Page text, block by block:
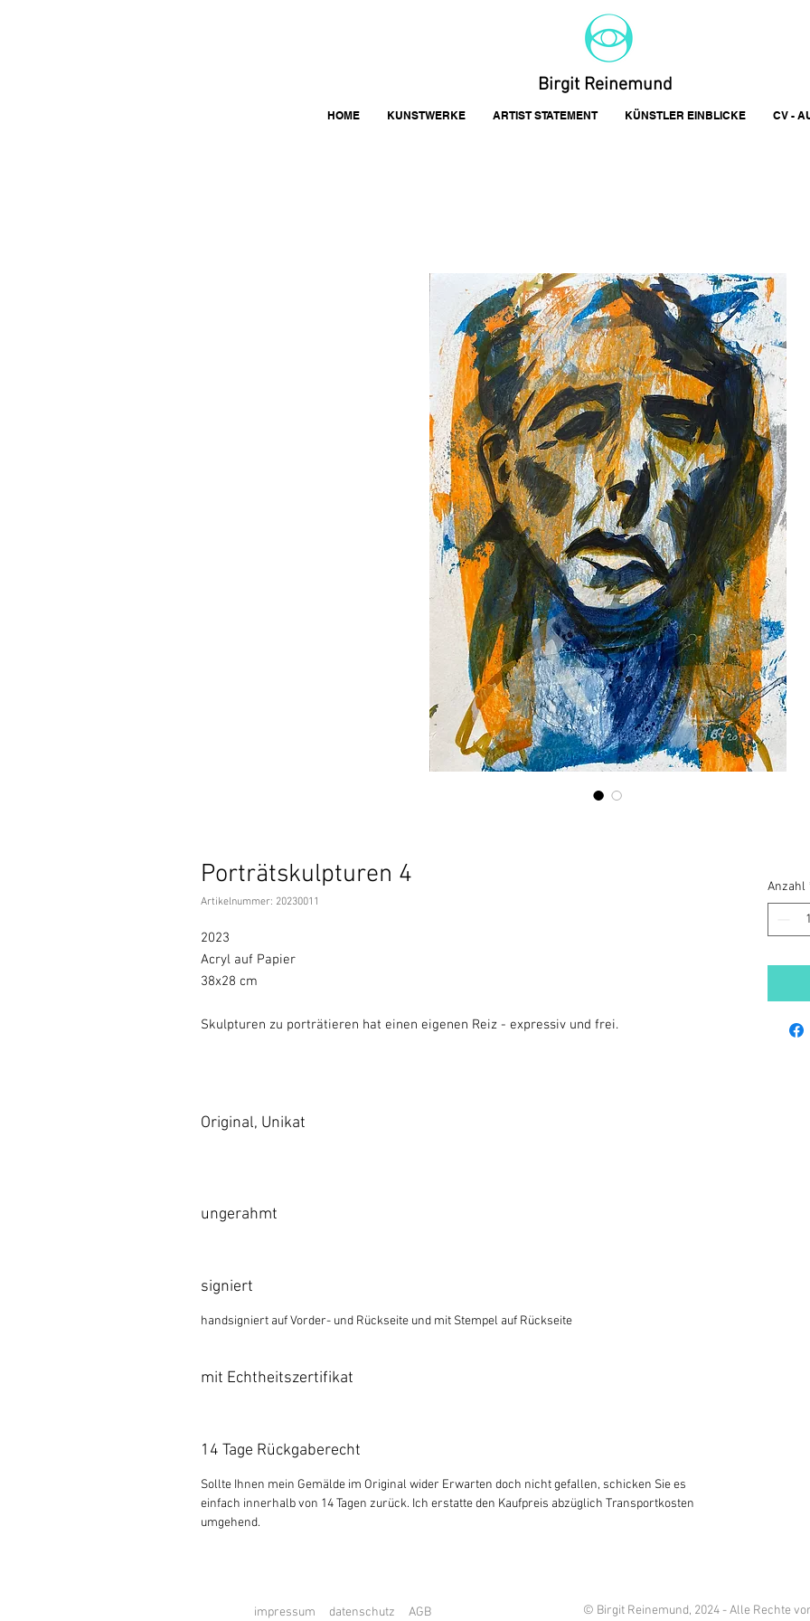
Birgit Reinemund
HOME KUNSTWERKE ARTIST STATEMENT KÜNSTLER EINBLICKE CV -
Porträtskulpturen 4
Artikelnummer: 20230011
2023
Acryl auf Papier
38x28 cm
Skulpturen zu porträtieren hat einen eigenen Reiz - expressiv und frei.
Original, Unikat
ungerahmt
signiert
handsigniert auf Vorder- und Rückseite und mit Stempel auf Rückseite
mit Echtheitszertifikat
14 Tage Rückgaberecht
Sollte Ihnen mein Gemälde im Original wider Erwarten doch nicht gefallen, schicken Sie es
einfach innerhalb von 14 Tagen zurück. Ich erstatte den Kaufpreis abzüglich Transportkosten
umgehend.
Anzahl
impressum datenschutz AGB © Birgit Reinemund, 2024 - Alle Rechte